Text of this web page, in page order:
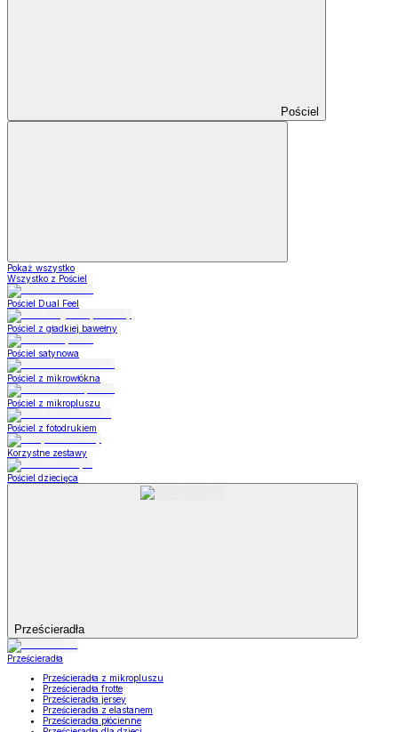
Pościel
Pokaż wszystko
Wszystko z Pościel
Pościel Dual Feel
Pościel z gładkiej bawełny
Pościel satynowa
Pościel z mikrowłókna
Pościel z mikropluszu
Pościel z fotodrukiem
Korzystne zestawy
Pościel dziecięca
Prześcieradła
Prześcieradła
Prześcieradła z mikropluszu
Prześcieradła frotte
Prześcieradła jersey
Prześcieradła z elastanem
Prześcieradła płócienne